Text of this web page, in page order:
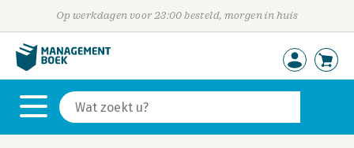
Op werkdagen voor 23:00 besteld, morgen in huis